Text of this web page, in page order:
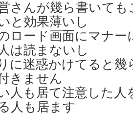
さんが幾ら書いて
と効果薄いし
ロード画面にマナ
は読まないし
に迷惑かけてると
きません
人も居て注意した
人も居ます